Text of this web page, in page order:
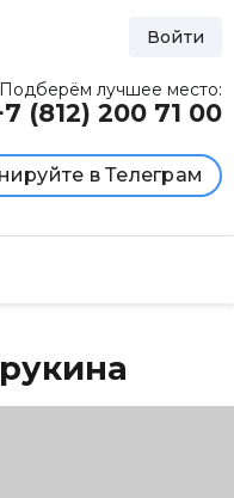
Войти
Подберём лучшее место:
(812) 200 71 00
в Телеграм